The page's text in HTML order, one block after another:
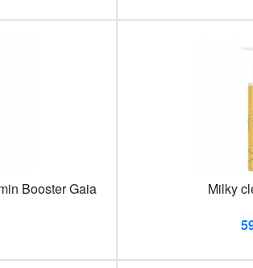
Booster Gaia
Milky